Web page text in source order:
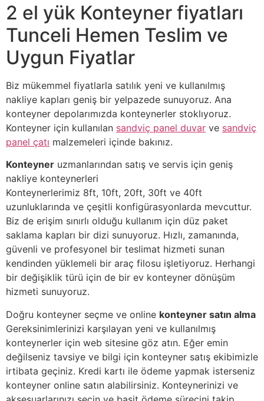
2 el yük Konteyner fiyatları
Tunceli Hemen Teslim ve
Uygun Fiyatlar
Biz mükemmel fiyatlarla satılık yeni ve kullanılmış
nakliye kapları geniş bir yelpazede sunuyoruz. Ana
konteyner depolarımızda konteynerler stoklıyoruz.
Konteyner için kullanılan sandviç panel duvar ve sandviç
panel çatı malzemeleri içinde bakınız.
Konteyner uzmanlarından satış ve servis için geniş
nakliye konteynerleri
Konteynerlerimiz 8ft, 10ft, 20ft, 30ft ve 40ft
uzunluklarında ve çeşitli konfigürasyonlarda mevcuttur.
Biz de erişim sınırlı olduğu kullanım için düz paket
saklama kapları bir dizi sunuyoruz. Hızlı, zamanında,
güvenli ve profesyonel bir teslimat hizmeti sunan
kendinden yüklemeli bir araç filosu işletiyoruz. Herhangi
bir değişiklik türü için de bir ev konteyner dönüşüm
hizmeti sunuyoruz.
Doğru konteyner seçme ve online konteyner satın alma
Gereksinimlerinizi karşılayan yeni ve kullanılmış
konteynerler için web sitesine göz atın. Eğer emin
değilseniz tavsiye ve bilgi için konteyner satış ekibimizle
irtibata geçiniz. Kredi kartı ile ödeme yapmak isterseniz
konteyner online satın alabilirsiniz. Konteynerinizi ve